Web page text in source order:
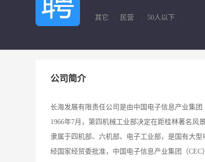
其它 民营 50人以下
公司简介
长海发展有限责任公司是由中国电子信息产业集
1966年7月，第四机械工业部决定在距桂林著名风
隶属于四机部、六机部、电子工业部，是国有大
经国家经贸委批准，中国电子信息产业集团（